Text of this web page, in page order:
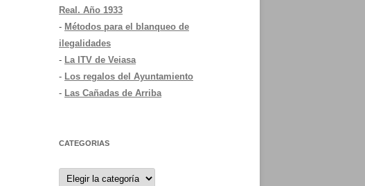
Real. Año 1933
- Métodos para el blanqueo de
ilegalidades
- La ITV de Veiasa
- Los regalos del Ayuntamiento
- Las Cañadas de Arriba
CATEGORIAS
Categorias